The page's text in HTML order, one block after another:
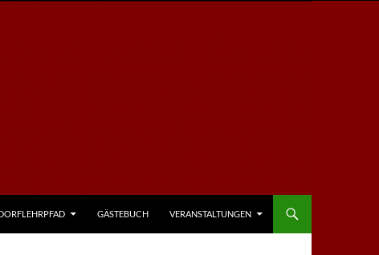
GÄSTEBUCH VERANSTALTUNGEN